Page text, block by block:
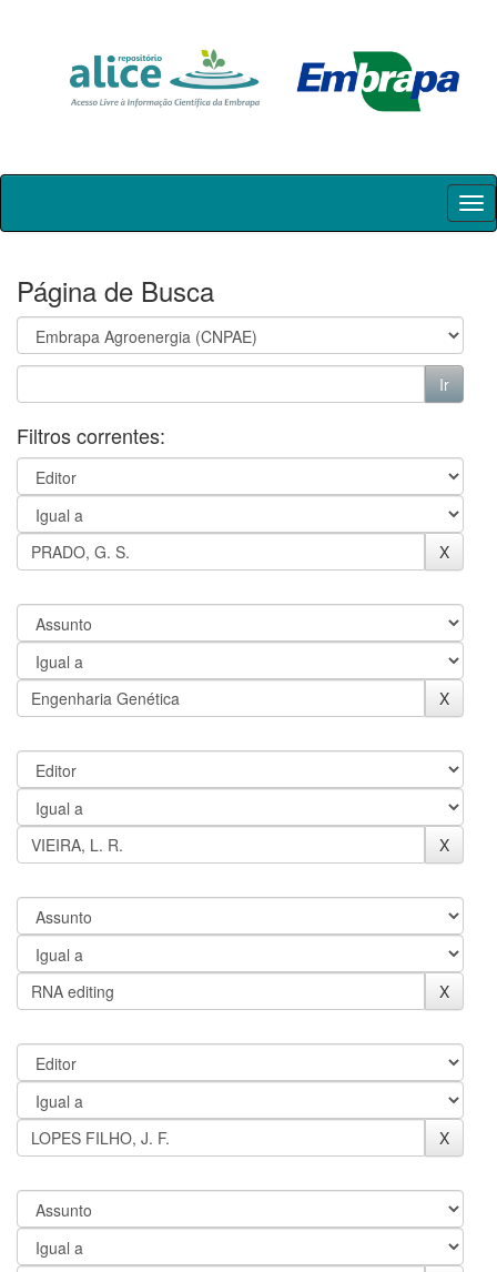
Skip
Página de Busca
Filtros correntes: